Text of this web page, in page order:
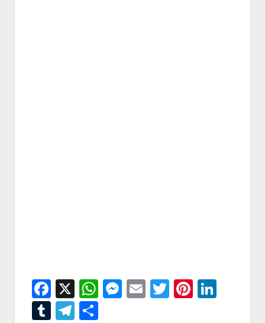
Facebook
X WhatsApp
Messenger
EmailTwitter
TumblrTelegram